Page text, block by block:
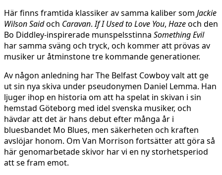
Här finns framtida klassiker av samma kaliber som Jackie
Wilson Saidoch Caravan.If I Used to Love You, Hazeoch den
Bo Diddley-inspirerade munspelsstinna Something Evil
har samma sväng och tryck, och kommer att prövas av
musiker ur åtminstone tre kommande generationer.
Av någon anledning har The Belfast Cowboy valt att ge
ut sin nya skiva under pseudonymen Daniel Lemma. Han
ljuger ihop en historia om att ha spelat in skivan i sin
hemstad Göteborg med idel svenska musiker, och
hävdar att det är hans debut efter många år i
bluesbandet Mo Blues, men säkerheten och kraften
avslöjar honom. Om Van Morrison fortsätter att göra så
här genomarbetade skivor har vi en ny storhetsperiod
att se fram emot.